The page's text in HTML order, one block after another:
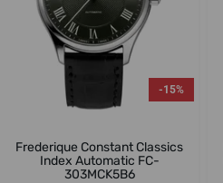
-15%
Frederique Constant Classics
Index Automatic FC-
303MCK5B6